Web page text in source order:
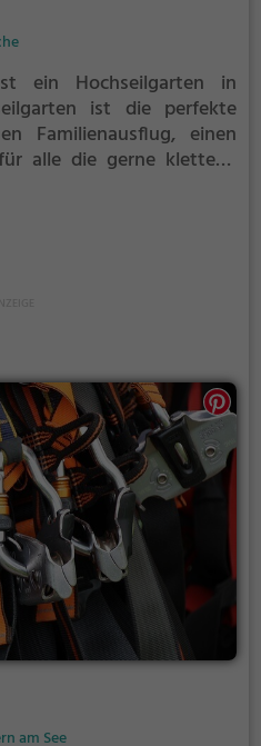
ein Hochseilgarten in
ist die perfekte
Familienausflug, einen
alle die gerne klettern.
Welt voller Abenteuer
bietet sowohl
am See